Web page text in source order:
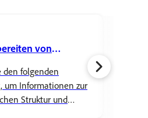
von
den folgenden
um Informationen zur
Struktur und